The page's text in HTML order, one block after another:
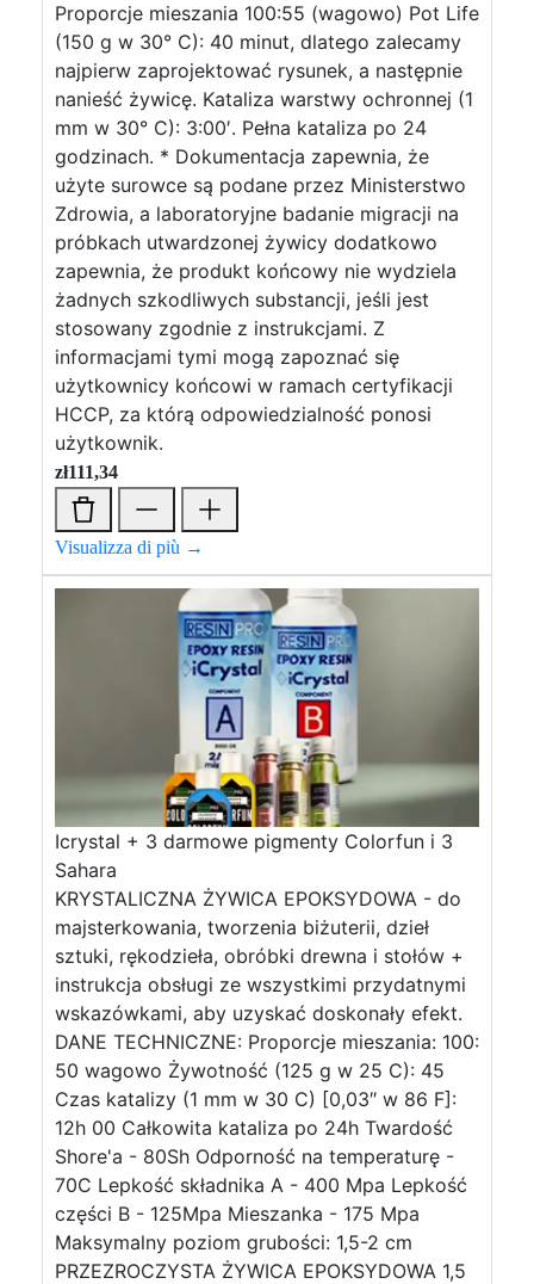
Proporcje mieszania 100:55 (wagowo) Pot Life
(150 g w 30° C): 40 minut, dlatego zalecamy
najpierw zaprojektować rysunek, a następnie
nanieść żywicę. Kataliza warstwy ochronnej (1
mm w 30° C): 3:00′. Pełna kataliza po 24
godzinach. * Dokumentacja zapewnia, że
użyte surowce są podane przez Ministerstwo
Zdrowia, a laboratoryjne badanie migracji na
próbkach utwardzonej żywicy dodatkowo
zapewnia, że produkt końcowy nie wydziela
żadnych szkodliwych substancji, jeśli jest
stosowany zgodnie z instrukcjami. Z
informacjami tymi mogą zapoznać się
użytkownicy końcowi w ramach certyfikacji
HCCP, za którą odpowiedzialność ponosi
użytkownik.
zł111,34
Visualizza di più →
Icrystal + 3 darmowe pigmenty Colorfun i 3
Sahara
KRYSTALICZNA ŻYWICA EPOKSYDOWA - do
majsterkowania, tworzenia biżuterii, dzieł
sztuki, rękodzieła, obróbki drewna i stołów +
instrukcja obsługi ze wszystkimi przydatnymi
wskazówkami, aby uzyskać doskonały efekt.
DANE TECHNICZNE: Proporcje mieszania: 100:
50 wagowo Żywotność (125 g w 25 C): 45
Czas katalizy (1 mm w 30 C) [0,03″ w 86 F]:
12h 00 Całkowita kataliza po 24h Twardość
Shore'a - 80Sh Odporność na temperaturę -
70C Lepkość składnika A - 400 Mpa Lepkość
części B - 125Mpa Mieszanka - 175 Mpa
Maksymalny poziom grubości: 1,5-2 cm
PRZEZROCZYSTA ŻYWICA EPOKSYDOWA 1,5